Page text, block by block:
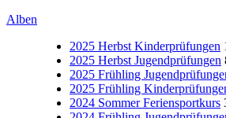
Alben
2025 Herbst Kinderprüfungen
2025 Herbst Jugendprüfungen
2025 Frühling
2025 Frühling
2024 Sommer Feriensportkurs